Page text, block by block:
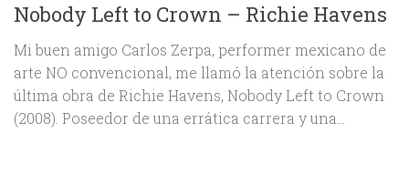
Nobody Left to Crown – Richie Havens
Mi buen amigo Carlos Zerpa, performer mexicano de
arte NO convencional, me llamó la atención sobre la
última obra de Richie Havens, Nobody Left to Crown
(2008). Poseedor de una errática carrera y una...